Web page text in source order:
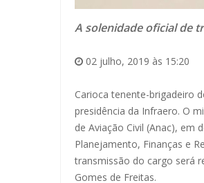
A solenidade oficial de
02 julho, 2019 às 15:20
Carioca tenente-brigadeiro
presidência da Infraero. O
de Aviação Civil (Anac), em
Planejamento, Finanças e
transmissão do cargo será
Gomes de Freitas.